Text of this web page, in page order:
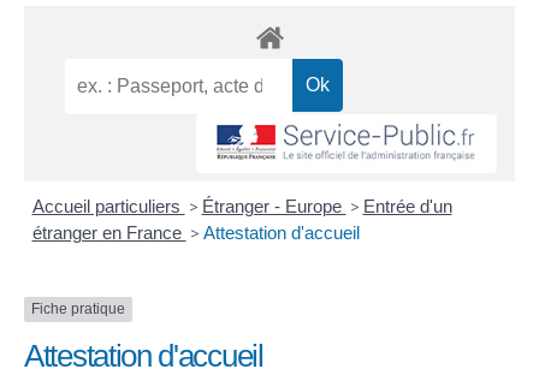
Accueil particuliers > Étranger - Europe > Entrée d'un
étranger en France > Attestation d'accueil
Fiche pratique
Attestation d'accueil